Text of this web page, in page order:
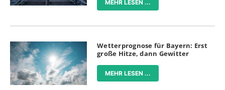
MEHR LESEN ...
Wetterprognose für Bayern: Erst
große Hitze, dann Gewitter
MEHR LESEN ...